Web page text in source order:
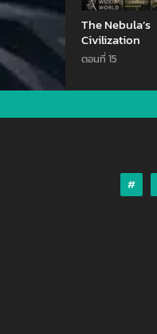
The Nebula’s
Civilization
ตอนที่ 15
#